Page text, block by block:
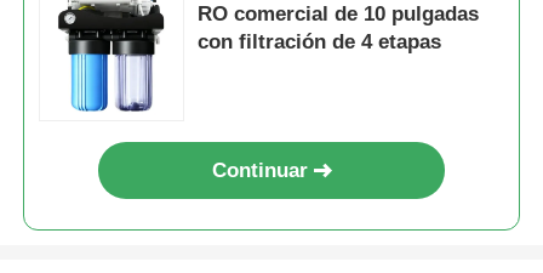
RO comercial de 10 pulgadas
con filtración de 4 etapas
Continuar